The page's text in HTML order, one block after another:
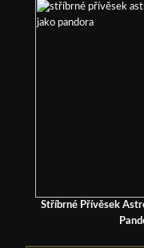
Stříbrné Přívěsek